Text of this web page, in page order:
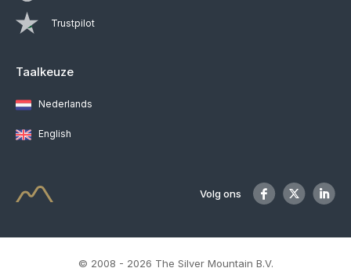
Trustpilot
Taalkeuze
Nederlands
English
Volg ons
© 2008 - 2026 The Silver Mountain B.V.